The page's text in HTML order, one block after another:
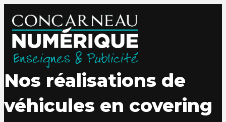
Nos réalisations de
véhicules en covering